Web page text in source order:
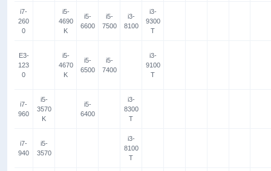
i7-
260
0
i5-
4690
K
i5-
6600
i5-
7500
i3-
8100
i3-
9300
T
E3-
123
0
i5-
4670
K
i5-
6500
i5-
7400
i3-
9100
T
i7-
960
i5-
3570
K
i5-
6400
i3-
8300
T
i7-
940
i5-
3570
i3-
8100
T